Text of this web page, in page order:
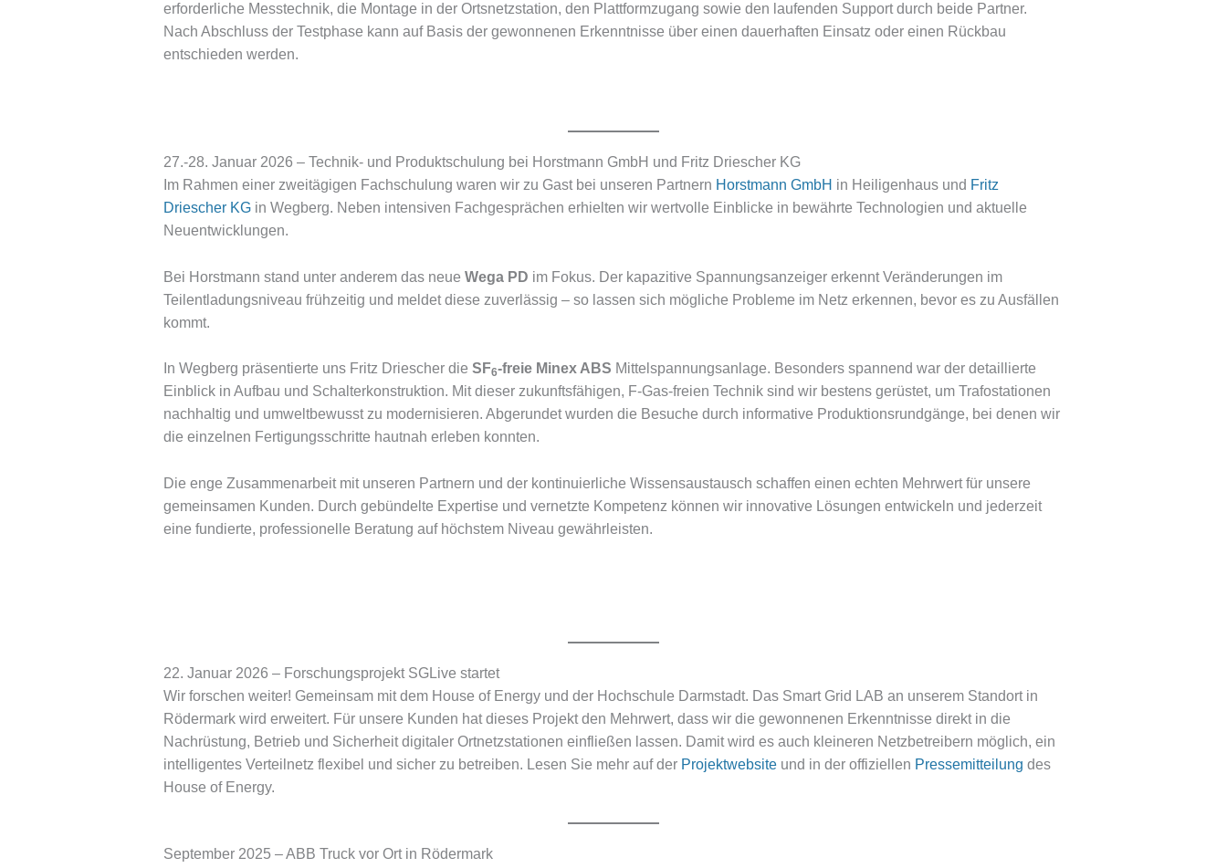
erforderliche Messtechnik, die Montage in der Ortsnetzstation, den Plattformzugang sowie den laufenden Support durch beide Partner.
Nach Abschluss der Testphase kann auf Basis der gewonnenen Erkenntnisse über einen dauerhaften Einsatz oder einen Rückbau
entschieden werden.
27.-28. Januar 2026 – Technik- und Produktschulung bei Horstmann GmbH und Fritz Driescher KG
Im Rahmen einer zweitägigen Fachschulung waren wir zu Gast bei unseren Partnern Horstmann GmbH in Heiligenhaus und Fritz
Driescher KGin Wegberg. Neben intensiven Fachgesprächen erhielten wir wertvolle Einblicke in bewährte Technologien und aktuelle
Neuentwicklungen.
Bei Horstmann stand unter anderem das neue Wega PD im Fokus. Der kapazitive Spannungsanzeiger erkennt Veränderungen im
Teilentladungsniveau frühzeitig und meldet diese zuverlässig – so lassen sich mögliche Probleme im Netz erkennen, bevor es zu Ausfällen
kommt.
In Wegberg präsentierte uns Fritz Driescher die SF6-freie Minex ABS Mittelspannungsanlage. Besonders spannend war der detaillierte
Einblick in Aufbau und Schalterkonstruktion. Mit dieser zukunftsfähigen, F-Gas-freien Technik sind wir bestens gerüstet, um Trafostationen
nachhaltig und umweltbewusst zu modernisieren. Abgerundet wurden die Besuche durch informative Produktionsrundgänge, bei denen wir
die einzelnen Fertigungsschritte hautnah erleben konnten.
Die enge Zusammenarbeit mit unseren Partnern und der kontinuierliche Wissensaustausch schaffen einen echten Mehrwert für unsere
gemeinsamen Kunden. Durch gebündelte Expertise und vernetzte Kompetenz können wir innovative Lösungen entwickeln und jederzeit
eine fundierte, professionelle Beratung auf höchstem Niveau gewährleisten.
22. Januar 2026 – Forschungsprojekt SGLive startet
Wir forschen weiter! Gemeinsam mit dem House of Energy und der Hochschule Darmstadt. Das Smart Grid LAB an unserem Standort in
Rödermark wird erweitert. Für unsere Kunden hat dieses Projekt den Mehrwert, dass wir die gewonnenen Erkenntnisse direkt in die
Nachrüstung, Betrieb und Sicherheit digitaler Ortnetzstationen einfließen lassen. Damit wird es auch kleineren Netzbetreibern möglich, ein
intelligentes Verteilnetz flexibel und sicher zu betreiben. Lesen Sie mehr auf der Projektwebsite und in der offiziellen Pressemitteilung des
House of Energy.
September 2025 – ABB Truck vor Ort in Rödermark